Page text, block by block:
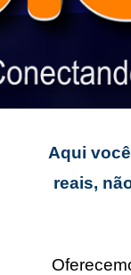
Aqui
reais,